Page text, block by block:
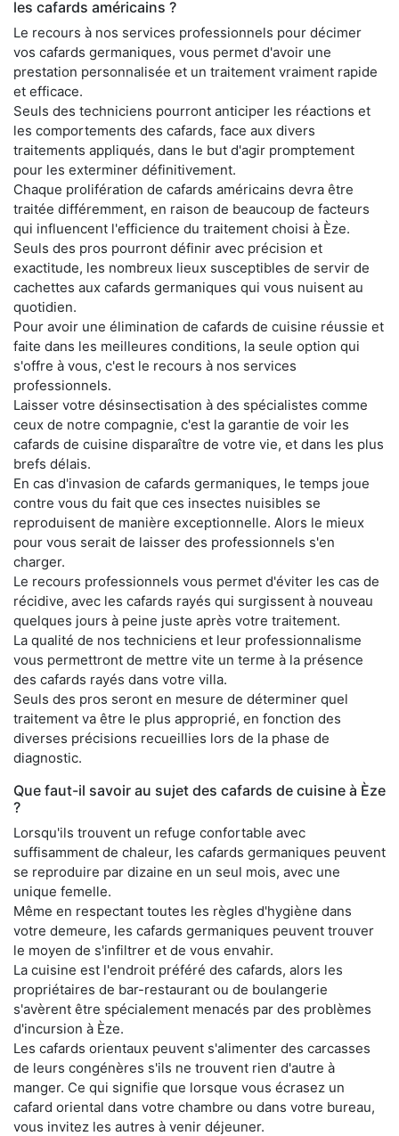
les cafards américains ?
Le recours à nos services professionnels pour décimer
vos cafards germaniques, vous permet d'avoir une
prestation personnalisée et un traitement vraiment rapide
et efficace.
Seuls des techniciens pourront anticiper les réactions et
les comportements des cafards, face aux divers
traitements appliqués, dans le but d'agir promptement
pour les exterminer définitivement.
Chaque prolifération de cafards américains devra être
traitée différemment, en raison de beaucoup de facteurs
qui influencent l'efficience du traitement choisi à Èze.
Seuls des pros pourront définir avec précision et
exactitude, les nombreux lieux susceptibles de servir de
cachettes aux cafards germaniques qui vous nuisent au
quotidien.
Pour avoir une élimination de cafards de cuisine réussie et
faite dans les meilleures conditions, la seule option qui
s'offre à vous, c'est le recours à nos services
professionnels.
Laisser votre désinsectisation à des spécialistes comme
ceux de notre compagnie, c'est la garantie de voir les
cafards de cuisine disparaître de votre vie, et dans les plus
brefs délais.
En cas d'invasion de cafards germaniques, le temps joue
contre vous du fait que ces insectes nuisibles se
reproduisent de manière exceptionnelle. Alors le mieux
pour vous serait de laisser des professionnels s'en
charger.
Le recours professionnels vous permet d'éviter les cas de
récidive, avec les cafards rayés qui surgissent à nouveau
quelques jours à peine juste après votre traitement.
La qualité de nos techniciens et leur professionnalisme
vous permettront de mettre vite un terme à la présence
des cafards rayés dans votre villa.
Seuls des pros seront en mesure de déterminer quel
traitement va être le plus approprié, en fonction des
diverses précisions recueillies lors de la phase de
diagnostic.
Que faut-il savoir au sujet des cafards de cuisine à Èze
?
Lorsqu'ils trouvent un refuge confortable avec
suffisamment de chaleur, les cafards germaniques peuvent
se reproduire par dizaine en un seul mois, avec une
unique femelle.
Même en respectant toutes les règles d'hygiène dans
votre demeure, les cafards germaniques peuvent trouver
le moyen de s'infiltrer et de vous envahir.
La cuisine est l'endroit préféré des cafards, alors les
propriétaires de bar-restaurant ou de boulangerie
s'avèrent être spécialement menacés par des problèmes
d'incursion à Èze.
Les cafards orientaux peuvent s'alimenter des carcasses
de leurs congénères s'ils ne trouvent rien d'autre à
manger. Ce qui signifie que lorsque vous écrasez un
cafard oriental dans votre chambre ou dans votre bureau,
vous invitez les autres à venir déjeuner.